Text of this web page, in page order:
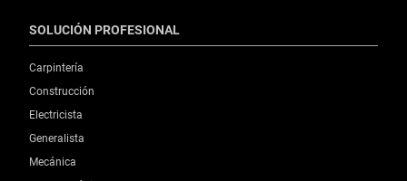
SOLUCIÓN PROFESIONAL
Carpintería
Construcción
Electricista
Generalista
Mecánica